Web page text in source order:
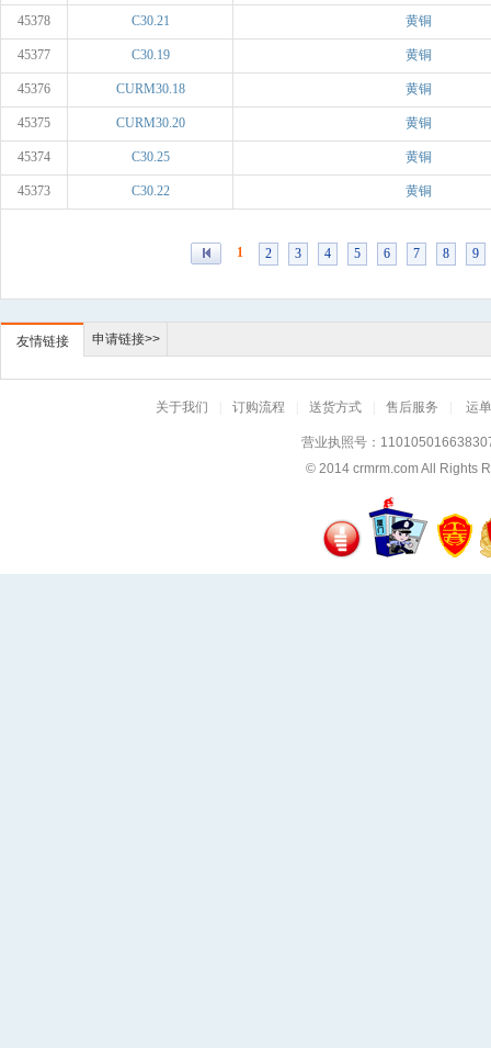
45378 C30.21 黄铜
45377 C30.19 黄铜
45376 CURM30.18 黄铜
45375 CURM30.20 黄铜
45374 C30.25 黄铜
45373 C30.22 黄铜
1 2 3 4 5 6 7 8 9
友情链接 申请链接>>
关于我们 订购流程 送货方式 售后服务 运
营业执照号：
© 2014 crmrm.comAll Rights